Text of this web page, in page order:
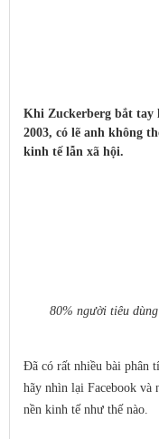
Khi Zuckerberg bắt tay
2003, có lẽ anh không
kinh tế lẫn xã hội.
80% người tiêu
Đã có rất nhiều bài phân
hãy nhìn lại Facebook và
nền kinh tế như thế nào.